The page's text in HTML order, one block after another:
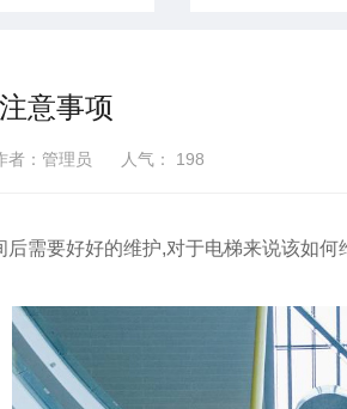
意事项
者：管理员 人气： 198
需要好好的维护,对于电梯来说该如何